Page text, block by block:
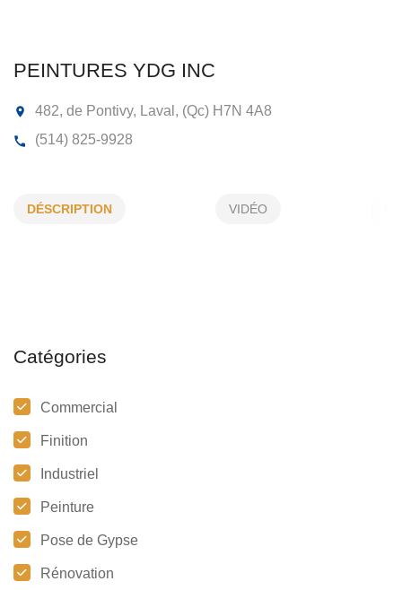
PEINTURES YDG INC
DÉSCRIPTION VIDÉO
Catégories
Commercial
Finition
Industriel
Peinture
Pose de Gypse
Rénovation